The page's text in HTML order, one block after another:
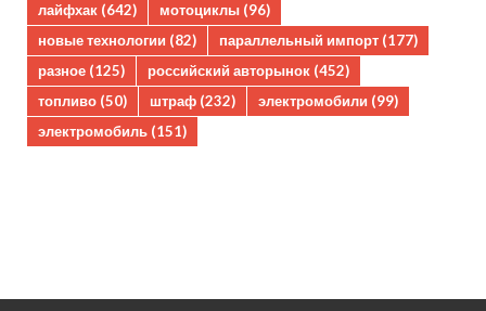
лайфхак (642) мотоциклы (96)
новые технологии (82) параллельный импорт (177)
разное (125) российский авторынок (452)
топливо (50) штраф (232) электромобили (99)
электромобиль (151)